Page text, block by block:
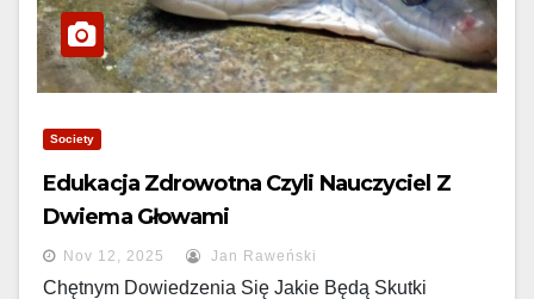
Society
Edukacja Zdrowotna Czyli Nauczyciel Z
Dwiema Głowami
Nov 12, 2025 Jan Raweński
Chętnym Dowiedzenia Się Jakie Będą Skutki